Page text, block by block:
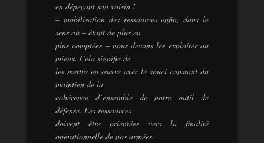
en dépeçant son voisin !
– mobilisation des ressources enfin, dans le
sens où – étant de plus en
plus comptées – nous devons les exploiter au
mieux. Cela signifie de
les mettre en œuvre avec le souci constant du
maintien de la
cohérence d’ensemble de notre outil de
défense. Les ressources
doivent être orientées vers la finalité
opérationnelle de nos armées.